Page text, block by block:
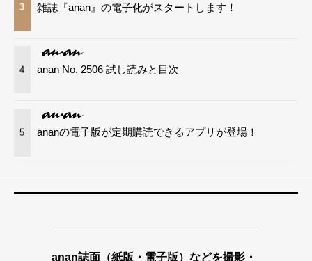
3 雑誌『anan』の電子化がスタートします！
4 anan No. 2506 試し読みと目次
5 ananの電子版が定期購読できるアプリが登場！
anan誌面（紙版・電子版）などを撮影・